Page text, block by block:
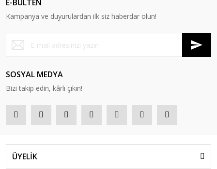
E-BÜLTEN
Kampanya ve duyurulardan ilk siz haberdar olun!
SOSYAL MEDYA
Bizi takip edin, kârlı çıkın!
ÜYELİK